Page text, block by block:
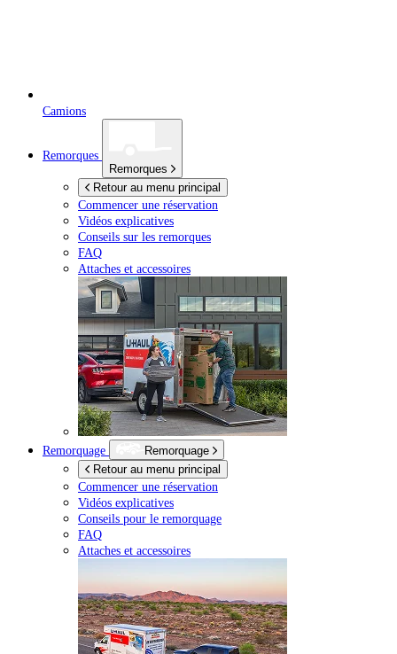
Camions
Remorques
Remorques
Retour au menu principal
Commencer une réservation
Vidéos explicatives
Conseils sur les remorques
FAQ
Attaches et accessoires
Remorquage
Remorquage
Retour au menu principal
Commencer une réservation
Vidéos explicatives
Conseils pour le remorquage
FAQ
Attaches et accessoires